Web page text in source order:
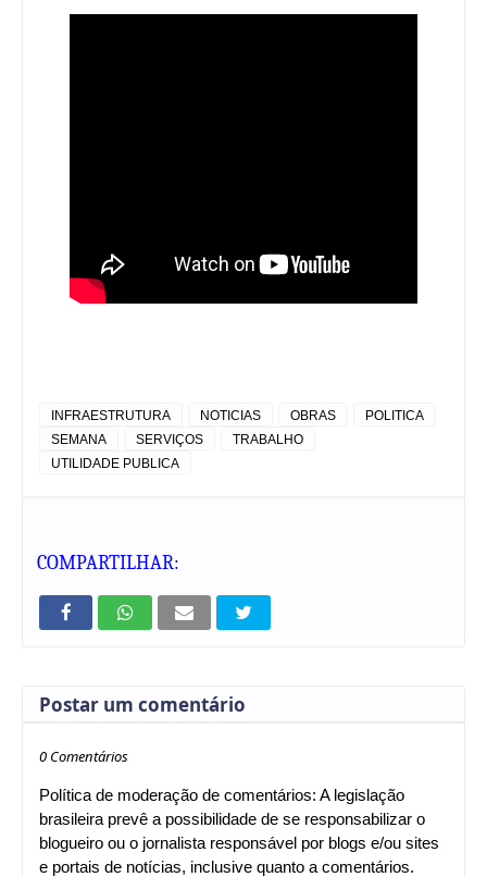
INFRAESTRUTURA NOTICIAS OBRAS
POLITICA
SEMANA
SERVIÇOS
TRABALHO
UTILIDADE PUBLICA
COMPARTILHAR:
Postar um comentário
0 Comentários
Política de moderação de comentários: A legislação
brasileira prevê a possibilidade de se responsabilizar o
blogueiro ou o jornalista responsável por blogs e/ou sites
e portais de notícias, inclusive quanto a comentários.